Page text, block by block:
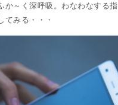
か～く深呼吸。わなわなする
てみる・・・